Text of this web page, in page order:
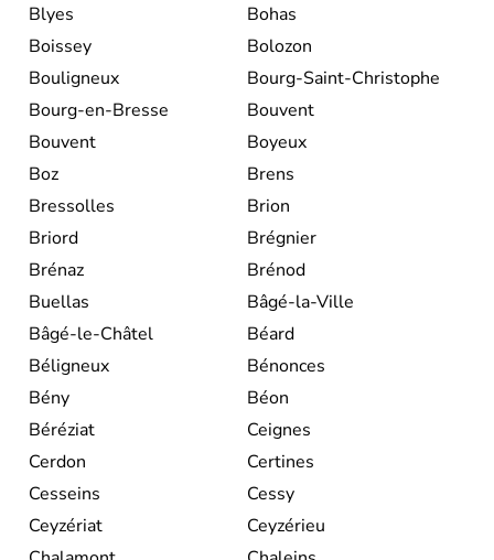
Blyes
Bohas
Boissey
Bolozon
Bouligneux
Bourg-Saint-Christophe
Bourg-en-Bresse
Bouvent
Bouvent
Boyeux
Boz
Brens
Bressolles
Brion
Briord
Brégnier
Brénaz
Brénod
Buellas
Bâgé-la-Ville
Bâgé-le-Châtel
Béard
Béligneux
Bénonces
Bény
Béon
Béréziat
Ceignes
Cerdon
Certines
Cesseins
Cessy
Ceyzériat
Ceyzérieu